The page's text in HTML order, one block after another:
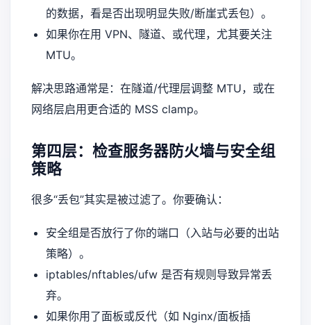
的数据，看是否出现明显失败/断崖式丢包）。
如果你在用 VPN、隧道、或代理，尤其要关注
MTU。
解决思路通常是：在隧道/代理层调整 MTU，或在
网络层启用更合适的 MSS clamp。
第四层：检查服务器防火墙与安全组
策略
很多“丢包”其实是被过滤了。你要确认：
安全组是否放行了你的端口（入站与必要的出站
策略）。
iptables/nftables/ufw 是否有规则导致异常丢
弃。
如果你用了面板或反代（如 Nginx/面板插